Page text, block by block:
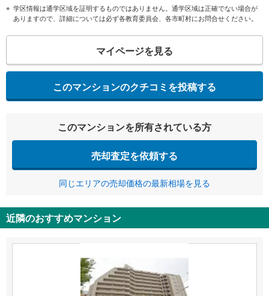
学区情報は通学区域を証明するものではありません。通学区域は正確でない場合が
ありますので、詳細については必ず各教育委員会、各市町村にお問合せください。
マイページを見る
このマンションのクチコミを投稿する
このマンションを所有されている方
売却査定を依頼する
同じエリアの売却価格の最新相場を見る
近隣のおすすめマンション